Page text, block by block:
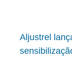
Aljustrel